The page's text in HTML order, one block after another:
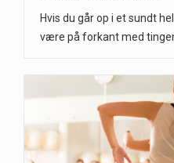
Hvis du går op i et sundt
være på forkant med